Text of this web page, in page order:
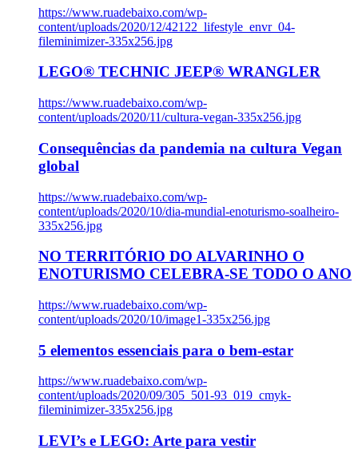
https://www.ruadebaixo.com/wp-
content/uploads/2020/12/42122_lifestyle_envr_04-
fileminimizer-335x256.jpg
LEGO® TECHNIC JEEP® WRANGLER
https://www.ruadebaixo.com/wp-
content/uploads/2020/11/cultura-vegan-335x256.jpg
Consequências da pandemia na cultura Vegan
global
https://www.ruadebaixo.com/wp-
content/uploads/2020/10/dia-mundial-enoturismo-soalheiro-
335x256.jpg
NO TERRITÓRIO DO ALVARINHO O
ENOTURISMO CELEBRA-SE TODO O ANO
https://www.ruadebaixo.com/wp-
content/uploads/2020/10/image1-335x256.jpg
5 elementos essenciais para o bem-estar
https://www.ruadebaixo.com/wp-
content/uploads/2020/09/305_501-93_019_cmyk-
fileminimizer-335x256.jpg
LEVI’s e LEGO: Arte para vestir